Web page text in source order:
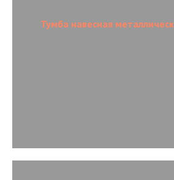
Тумба навесная